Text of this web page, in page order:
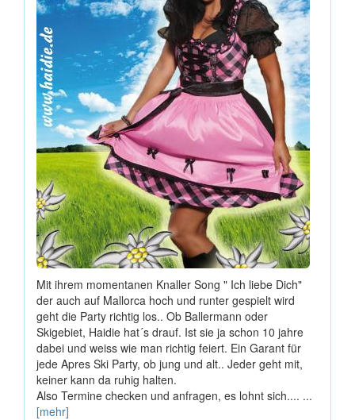
Mit ihrem momentanen Knaller Song " Ich liebe Dich"
der auch auf Mallorca hoch und runter gespielt wird
geht die Party richtig los.. Ob Ballermann oder
Skigebiet, Haidie hat´s drauf. Ist sie ja schon 10 jahre
dabei und weiss wie man richtig feiert. Ein Garant für
jede Apres Ski Party, ob jung und alt.. Jeder geht mit,
keiner kann da ruhig halten.
Also Termine checken und anfragen, es lohnt sich.... ...
[mehr]